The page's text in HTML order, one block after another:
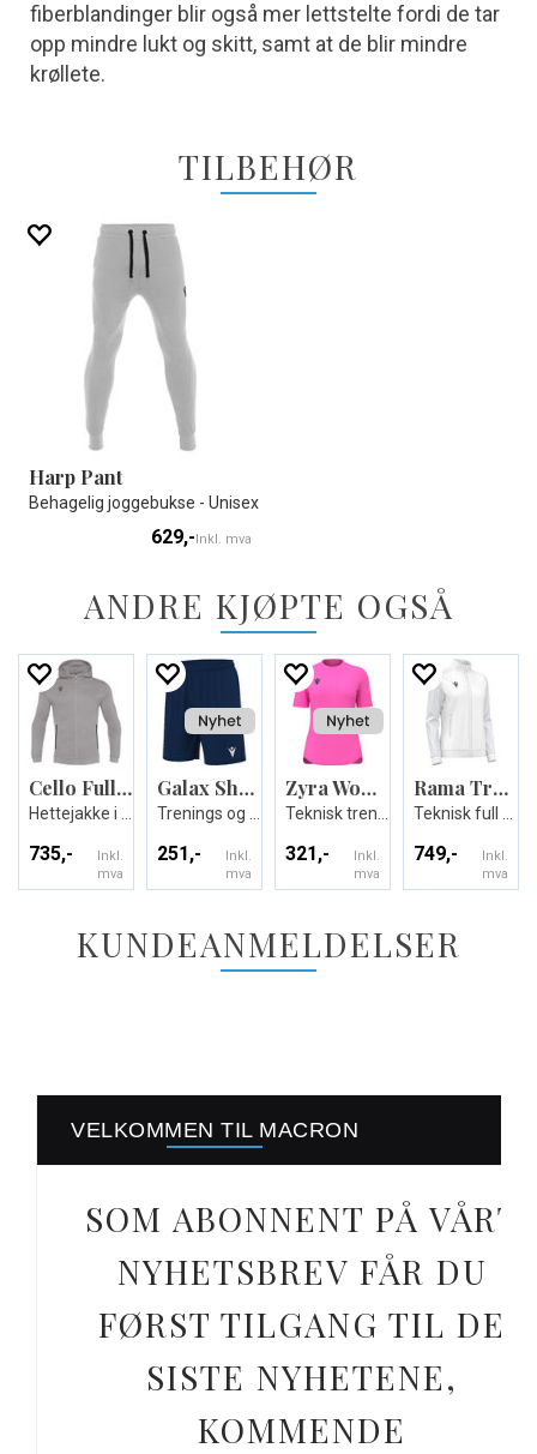
fiberblandinger blir også mer lettstelte fordi de tar
opp mindre lukt og skitt, samt at de blir mindre
krøllete.
TILBEHØR
Harp Pant
Behagelig joggebukse - Unisex
629,-Inkl. mva
ANDRE KJØPTE OGSÅ
Cello Full Zip Hooded Sweatshirt
735,-
Inkl.
mva
Galax Shorts
251,-
Inkl.
mva
Zyra Womans shirt
321,-
Inkl.
mva
Rama Travel Full Zip Top W
749,-
Inkl.
mva
KUNDEANMELDELSER
VELKOMMEN TIL MACRON
SOM ABONNENT PÅ VÅRT
NYHETSBREV FÅR DU
FØRST TILGANG TIL DE
SISTE NYHETENE,
KOMMENDE